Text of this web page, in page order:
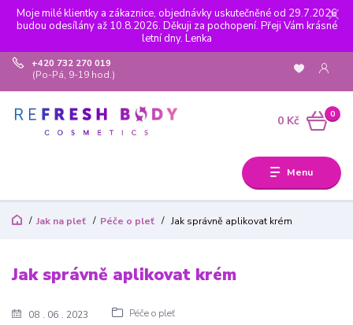
Moje milé klientky a zákaznice, objednávky uskutečněné od 29.7.2026
budou odesílány až 10.8.2026. Děkuji za pochopení. Přeji Vám krásné
letní dny. Lenka
Menu
+420 732 270 019
(Po-Pá, 9-19 hod.)
0
0 Kč
Jak na pleť Péče o pleť Jak správně aplikovat krém
08 06 2023 Péče o pleť
Jak správně aplikovat krém